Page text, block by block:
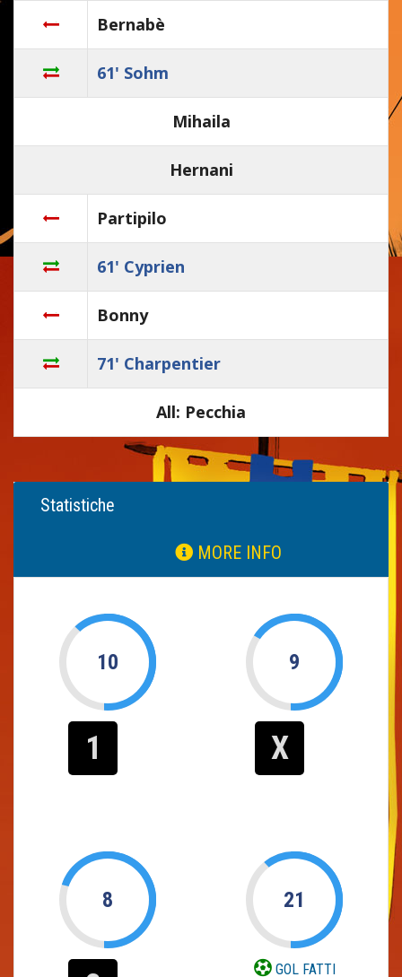
Bernabè
61' Sohm
Mihaila
Hernani
Partipilo
61' Cyprien
Bonny
71' Charpentier
All: Pecchia
Statistiche
MORE INFO
10
1
9
X
8 21
GOL FATTI